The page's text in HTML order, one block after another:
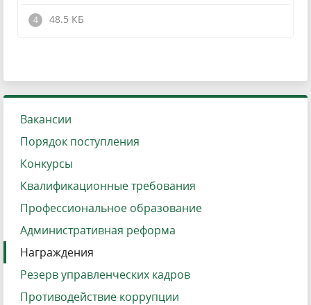
48.5 КБ
Вакансии
Порядок поступления
Конкурсы
Квалификационные требования
Профессиональное образование
Административная реформа
Награждения
Резерв управленческих кадров
Противодействие коррупции